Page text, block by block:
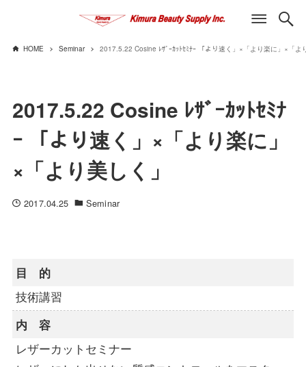
HOME Seminar 2017.5.22 Cosine ﾚｻﾞｰｶｯﾄｾﾐﾅｰ 「より速く」×「より楽に」×「よ
2017.5.22 Cosine ﾚｻﾞｰｶｯﾄｾﾐﾅ
ｰ 「より速く」×「より楽に」
×「より美しく」
2017.04.25 Seminar
目 的
技術講習
内 容
レザーカットセミナー